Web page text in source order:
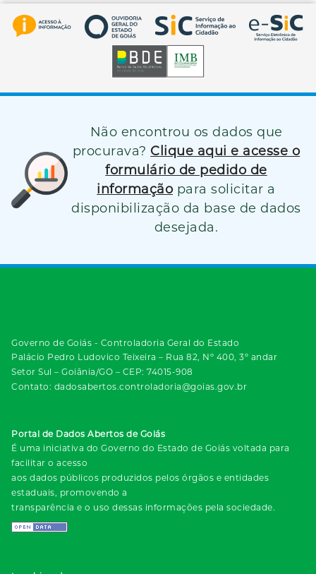
Não encontrou os dados que
procurava? Clique aqui e acesse o
formulário de pedido de
informação para solicitar a
disponibilização da base de dados
desejada.
Governo de Goiás - Controladoria Geral do Estado
Palácio Pedro Ludovico Teixeira – Rua 82, Nº 400, 3º andar
Setor Sul – Goiânia/GO – CEP: 74015-908
Contato: dadosabertos.controladoria@goias.gov.br
Portal de Dados Abertos de Goiás
É uma iniciativa do Governo do Estado de Goiás voltada para
facilitar o acesso
aos dados públicos produzidos pelos órgãos e entidades
estaduais, promovendo a
transparência e o uso dessas informações pela sociedade.